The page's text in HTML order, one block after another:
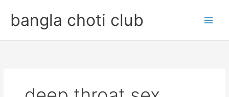
contentbangla choti club